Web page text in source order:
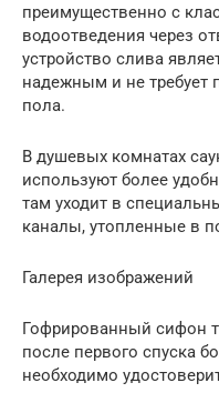
преимущественно с
водоотведения через
устройство слива
надежным и не требует
пола.
В душевых комнатах
используют более
там уходит в
каналы, утопленные в
Галерея изображений
Гофрированный сифон
после первого спуска
необходимо